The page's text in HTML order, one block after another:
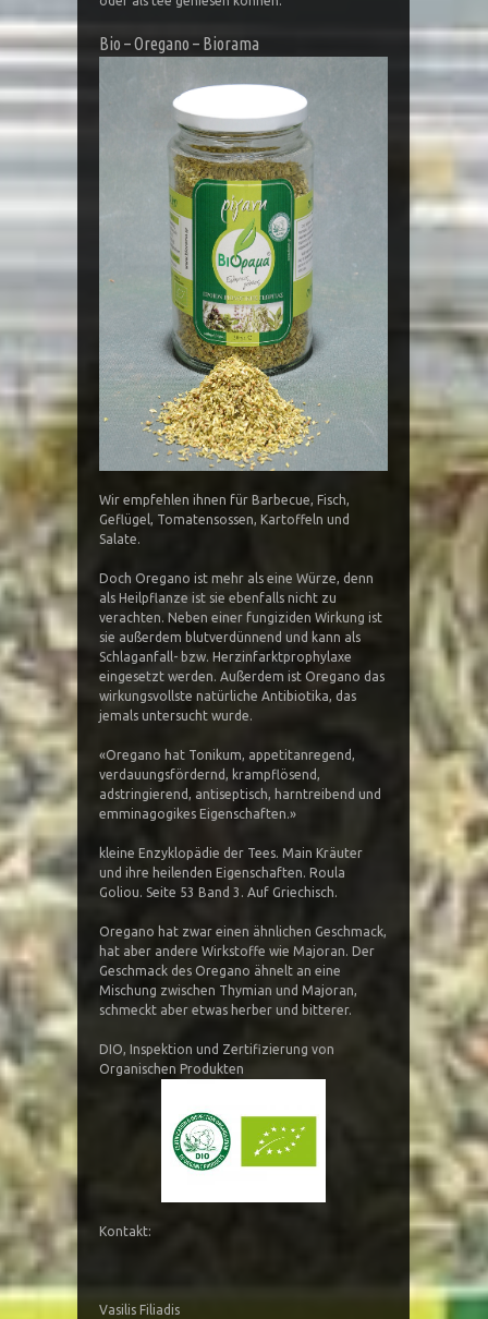
Bio – Oregano – Biorama
Wir empfehlen ihnen für Barbecue, Fisch,
Geflügel, Tomatensossen, Kartoffeln und
Salate.
Doch Oregano ist mehr als eine Würze, denn
als Heilpflanze ist sie ebenfalls nicht zu
verachten. Neben einer fungiziden Wirkung ist
sie außerdem blutverdünnend und kann als
Schlaganfall- bzw. Herzinfarktprophylaxe
eingesetzt werden. Außerdem ist Oregano das
wirkungsvollste natürliche Antibiotika, das
jemals untersucht wurde.
«Oregano hat Tonikum, appetitanregend,
verdauungsfördernd, krampflösend,
adstringierend, antiseptisch, harntreibend und
emminagogikes Eigenschaften.»
kleine Enzyklopädie der Tees. Main Kräuter
und ihre heilenden Eigenschaften. Roula
Goliou. Seite 53 Band 3. Auf Griechisch.
Oregano hat zwar einen ähnlichen Geschmack,
hat aber andere Wirkstoffe wie Majoran. Der
Geschmack des Oregano ähnelt an eine
Mischung zwischen Thymian und Majoran,
schmeckt aber etwas herber und bitterer.
DIO, Inspektion und Zertifizierung von
Organischen Produkten
Kontakt:
Vasilis Filiadis